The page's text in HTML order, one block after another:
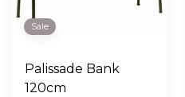
Sale
Palissade Bank
120cm